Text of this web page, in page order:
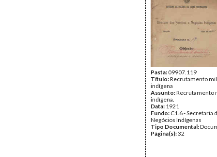
Pasta:09907.119
Título:Recrutamento
indígena
Assunto:Recrutamento
indígena.
Data: 1921
Fundo: C1.6 - Secretaria
Negócios Indígenas
Tipo Documental:
Página(s):32